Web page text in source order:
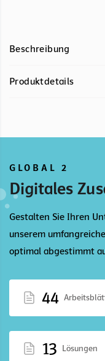
Beschreibung
Produktdetails
GLOBAL 2
Digitales
Gestalten Sie Ihren
unserem
optimal abgestimmt
44
13 Lösungen